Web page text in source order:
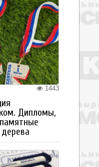
1443
Дипломы,